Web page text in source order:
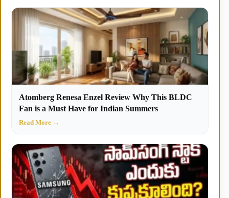
Atomberg Renesa Enzel Review Why This BLDC
Fan is a Must Have for Indian Summers
Read More →